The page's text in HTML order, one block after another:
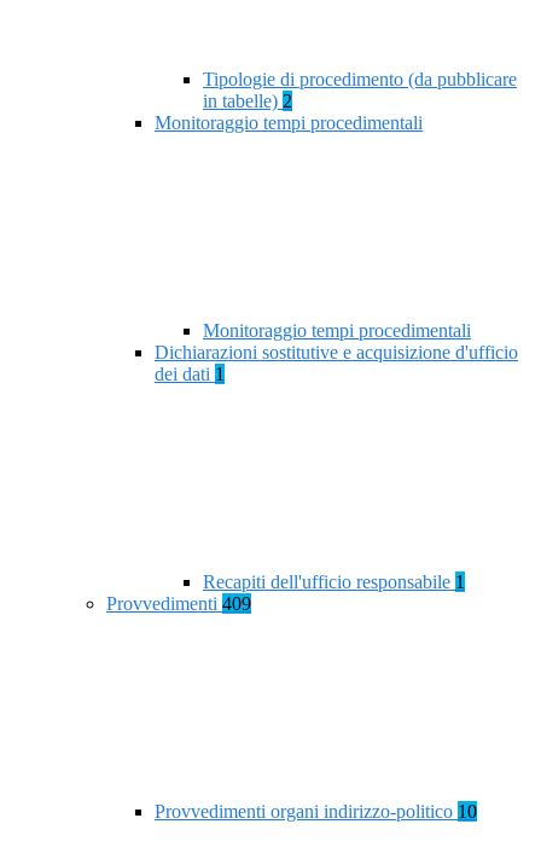
Tipologie di procedimento (da pubblicare
in tabelle) 2
Monitoraggio tempi procedimentali
Monitoraggio tempi procedimentali
Dichiarazioni sostitutive e acquisizione d'ufficio
dei dati 1
Recapiti dell'ufficio responsabile 1
Provvedimenti 409
Provvedimenti organi indirizzo-politico 10